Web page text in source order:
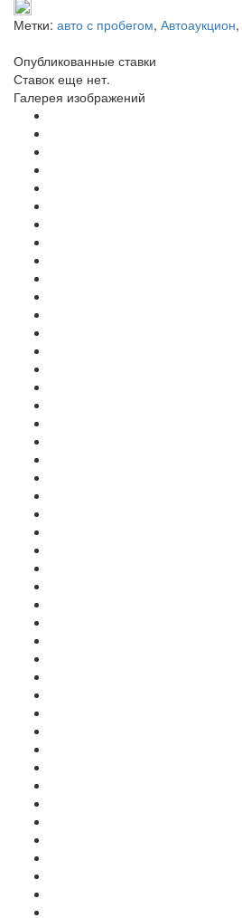
Метки: авто с пробегом, Автоаукцион,
Опубликованные ставки
Ставок еще нет.
Галерея изображений